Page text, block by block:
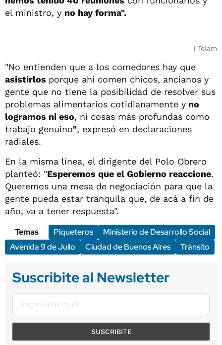
el ministro, y no hay forma".
Telam
"No entienden que a los comedores hay que
asistirlos porque ahí comen chicos, ancianos y
gente que no tiene la posibilidad de resolver sus
problemas alimentarios cotidianamente y no
logramos ni eso, ni cosas más profundas como
trabajo genuino", expresó en declaraciones
radiales.
En la misma línea, el dirigente del Polo Obrero
planteó: "Esperemos que el Gobierno reaccione.
Queremos una mesa de negociación para que la
gente pueda estar tranquila que, de acá a fin de
año, va a tener respuesta".
Temas
Piqueteros
Ministerio de Desarrollo Social
Avenida 9 de Julio
Ciudad de Buenos Aires Tránsito
Suscribite al Newsletter
SUSCRIBITE